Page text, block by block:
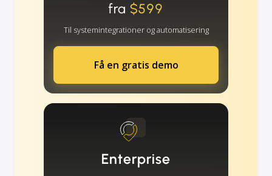
fra $599
Til systemintegrationer og automatisering
Få en gratis demo
Enterprise